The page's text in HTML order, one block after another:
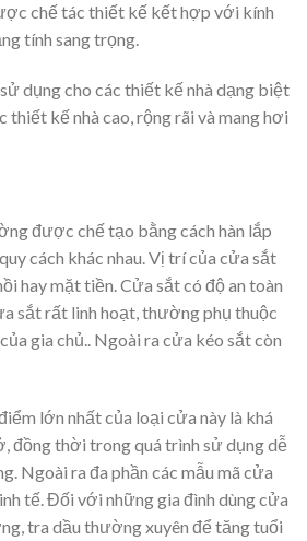
chế tác thiết kế kết hợp với kính
tính sang trọng.
dụng cho các thiết kế nhà dạng biệt
kế nhà cao, rộng rãi và mang hơi
được chế tạo bằng cách hàn lắp
cách khác nhau. Vị trí của cửa sắt
hay mặt tiền. Cửa sắt có độ an toàn
sắt rất linh hoạt, thường phụ thuộc
gia chủ.. Ngoài ra cửa kéo sắt còn
lớn nhất của loại cửa này là khá
đồng thời trong quá trình sử dụng dễ
Ngoài ra đa phần các mẫu mã cửa
tế. Đối với những gia đình dùng cửa
tra dầu thường xuyên để tăng tuổi